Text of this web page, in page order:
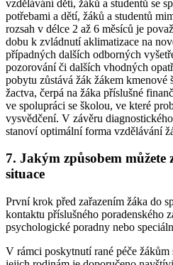
vzdělávání dětí, žáků a studentů se
potřebami a dětí, žáků a studentů
rozsah v délce 2 až 6 měsíců je
dobu k zvládnutí aklimatizace na
případných dalších odborných
pozorování či dalších vhodných
pobytu zůstává žák žákem kmenové
žactva, čerpá na žáka příslušné
ve spolupráci se školou, ve které
vysvědčení. V závěru
stanoví optimální forma vzdělávání
7. Jakým způsobem
situace
První krok před zařazením žáka do
kontaktu příslušného poradenského
psychologické poradny nebo
V rámci poskytnutí rané péče žákům